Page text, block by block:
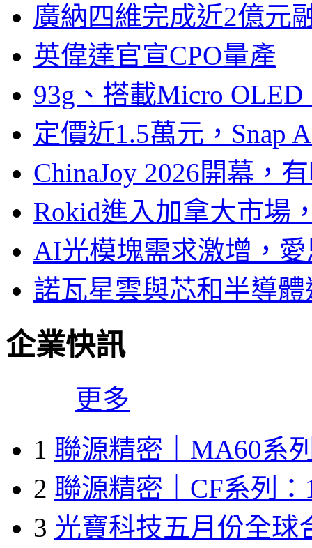
廣納四維完成近2億元
英偉達官宣CPO量產
93g、搭載Micro
定價近1.5萬元，Snap
ChinaJoy 2026開幕，
Rokid進入加拿大市場
AI光模塊需求激增，
諾瓦星雲與芯和半導
企業快訊
更多
1 聯源精密｜MA60系
2 聯源精密｜CF系列：
3 光寶科技五月份全球